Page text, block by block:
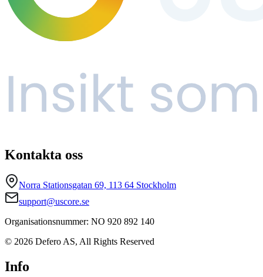
Kontakta oss
Norra Stationsgatan 69, 113 64 Stockholm
support@uscore.se
Organisationsnummer: NO 920 892 140
© 2026 Defero AS, All Rights Reserved
Info